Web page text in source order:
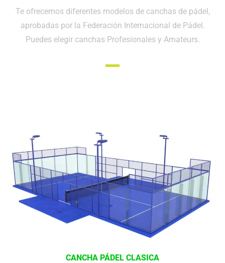
Te ofrecemos diferentes modelos de canchas de pádel,
aprobadas por la Federación Internacional de Pádel.
Puedes elegir canchas Profesionales y Amateurs.
CANCHA PÁDEL CLASICA